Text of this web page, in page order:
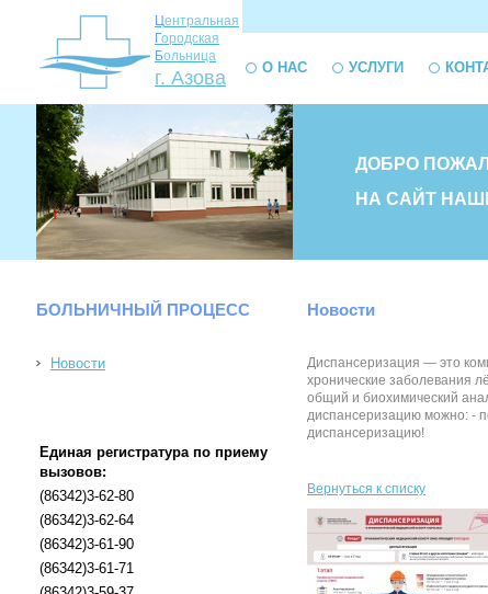
Центральная
Городская
Больница
г. Азова О НАС УСЛУГИ
ДОБРО
НА САЙТ
БОЛЬНИЧНЫЙ ПРОЦЕСС
Новости
Единая регистратура по приему
вызовов:
(86342)3-62-80
(86342)3-62-64
(86342)3-61-90
(86342)3-61-71
Новости
Диспансеризация — это
хронические заболевания
общий и биохимический
диспансеризацию можно: -
диспансеризацию!
Вернуться к списку